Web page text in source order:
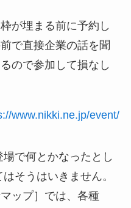
が埋まる前に予約し
で直接企業の話を聞
ので参加して損なし
www.nikki.ne.jp/event/
で何とかなったとし
そうはいきません。
ップ］では、各種